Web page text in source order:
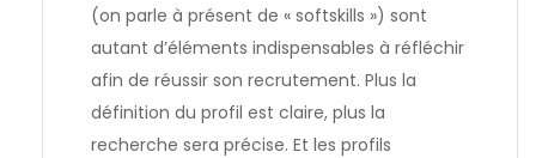
(on parle à présent de « softskills ») sont
autant d’éléments indispensables à réfléchir
afin de réussir son recrutement. Plus la
définition du profil est claire, plus la
recherche sera précise. Et les profils